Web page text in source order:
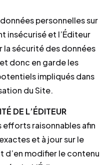
personnelles sur
insécurisé et l’Éditeur
sécurité des données
donc en garde les
impliqués dans
du Site.
DE L’ÉDITEUR
efforts raisonnables afin
et à jour sur le
d’en modifier le contenu